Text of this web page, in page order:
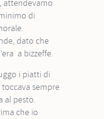
di
dato che
a bizzeffe.
sempre
al pesto.
che io